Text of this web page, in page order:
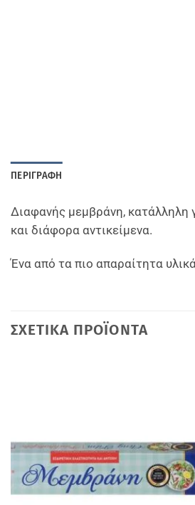
ΠΕΡΙΓΡΑΦΉ
Διαφανής μεμβράνη, κατάλληλη
και διάφορα αντικείμενα.
Ένα από τα πιο απαραίτητα
ΣΧΕΤΙΚΆ ΠΡΟΪΌΝΤΑ